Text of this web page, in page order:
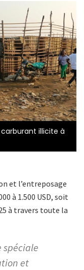
illicite à
et l’entreposage
à 1.500 USD, soit
à travers toute la
spéciale
et